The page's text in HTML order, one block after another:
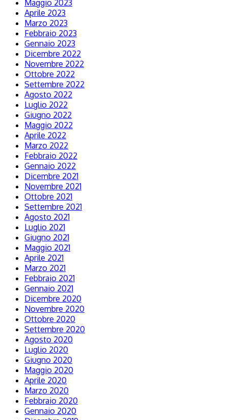
Maggio 2023
Aprile 2023
Marzo 2023
Febbraio 2023
Gennaio 2023
Dicembre 2022
Novembre 2022
Ottobre 2022
Settembre 2022
Agosto 2022
Luglio 2022
Giugno 2022
Maggio 2022
Aprile 2022
Marzo 2022
Febbraio 2022
Gennaio 2022
Dicembre 2021
Novembre 2021
Ottobre 2021
Settembre 2021
Agosto 2021
Luglio 2021
Giugno 2021
Maggio 2021
Aprile 2021
Marzo 2021
Febbraio 2021
Gennaio 2021
Dicembre 2020
Novembre 2020
Ottobre 2020
Settembre 2020
Agosto 2020
Luglio 2020
Giugno 2020
Maggio 2020
Aprile 2020
Marzo 2020
Febbraio 2020
Gennaio 2020